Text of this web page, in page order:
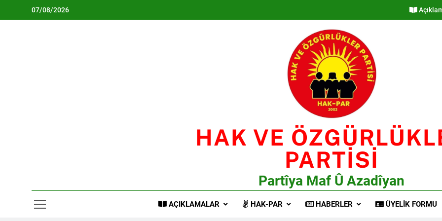
07/08/2026
HAK VE
PARTİSİ
Partîya Maf Û Azadîyan
AÇIKLAMALAR HAK-PAR HABERLER ÜYELIK FORMU